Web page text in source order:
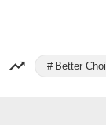
Better